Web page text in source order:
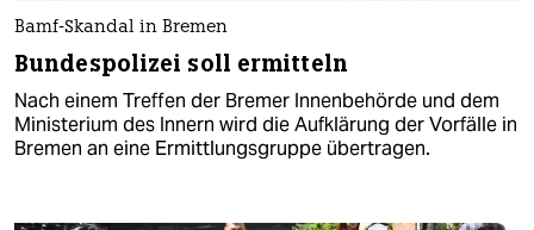
Bamf-Skandal in Bremen
Bundespolizei soll ermitteln
Nach einem Treffen der Bremer Innenbehörde und dem
Ministerium des Innern wird die Aufklärung der Vorfälle in
Bremen an eine Ermittlungsgruppe übertragen.